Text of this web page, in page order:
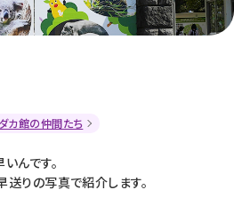
再生プラン
東山動植物園
への支援
カ館の仲間たち
んです。
りの写真で紹介します。